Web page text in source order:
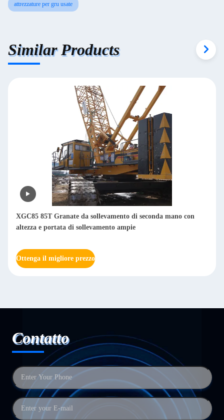
attrezzature per gru usate
Similar Products
XGC85 85T Granate da sollevamento di seconda mano con
altezza e portata di sollevamento ampie
Ottenga il migliore prezzo
Contatto